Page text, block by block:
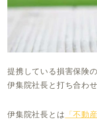
提携している損害保険
伊集院社長と打ち合わ
伊集院社長とは 「不動